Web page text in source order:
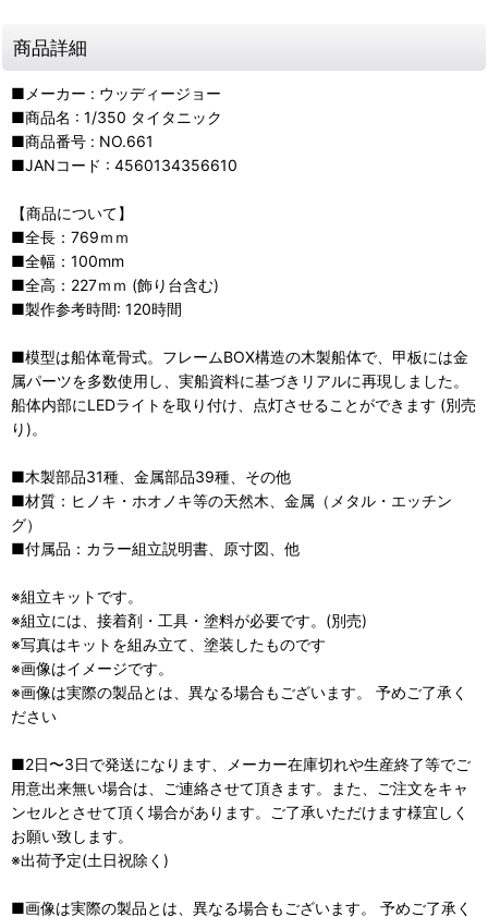
商品詳細
■メーカー : ウッディージョー
■商品名 : 1/350 タイタニック
■商品番号 : NO.661
■JANコード : 4560134356610
【商品について】
■全長：769ｍｍ
■全幅：100mm
■全高：227ｍｍ (飾り台含む)
■製作参考時間: 120時間
■模型は船体竜骨式。フレームBOX構造の木製船体で、甲板には金
属パーツを多数使用し、実船資料に基づきリアルに再現しました。
船体内部にLEDライトを取り付け、点灯させることができます (別売
り)。
■木製部品31種、金属部品39種、その他
■材質：ヒノキ・ホオノキ等の天然木、金属（メタル・エッチン
グ）
■付属品：カラー組立説明書、原寸図、他
※組立キットです。
※組立には、接着剤・工具・塗料が必要です。(別売)
※写真はキットを組み立て、塗装したものです
※画像はイメージです。
※画像は実際の製品とは、異なる場合もございます。 予めご了承く
ださい
■2日〜3日で発送になります、メーカー在庫切れや生産終了等でご
用意出来無い場合は、ご連絡させて頂きます。また、ご注文をキャ
ンセルとさせて頂く場合があります。ご了承いただけます様宜しく
お願い致します。
※出荷予定(土日祝除く)
■画像は実際の製品とは、異なる場合もございます。 予めご了承く